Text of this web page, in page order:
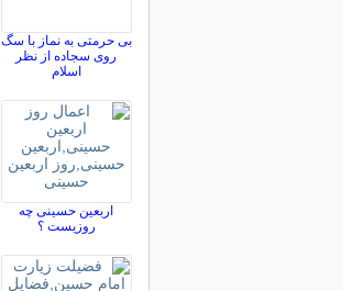
بی حرمتی به نماز با سگ
روی سجاده از نظر
اسلام
اربعین حسینی چه
روزیست ؟